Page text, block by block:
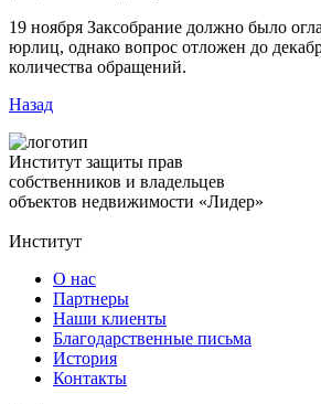
19 ноября Заксобрание должно было
юрлиц, однако вопрос отложен до
количества обращений.
Назад
Институт защиты прав
собственников и владельцев
объектов недвижимости «Лидер»
Институт
О нас
Партнеры
Наши клиенты
Благодарственные письма
История
Контакты